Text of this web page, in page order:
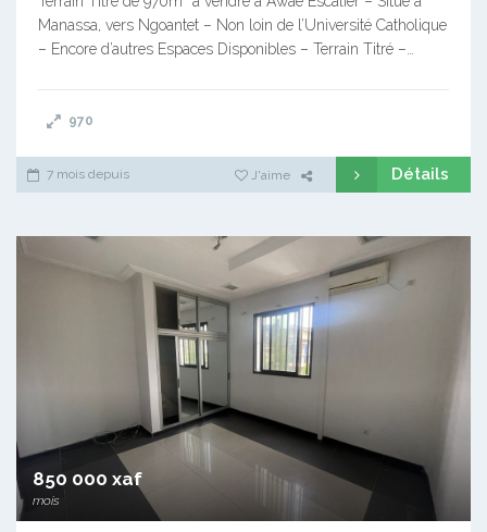
Manassa, vers Ngoantet – Non loin de l’Université Catholique
– Encore d’autres Espaces Disponibles – Terrain Titré –…
970
7 mois depuis J'aime Détails
850 000 xaf
mois